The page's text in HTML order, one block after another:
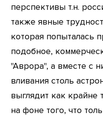
перспективы т.н.
также явные
которая попыталась
подобное,
"Аврора", а вместе с
вливания столь
выглядит как крайне
на фоне того, что